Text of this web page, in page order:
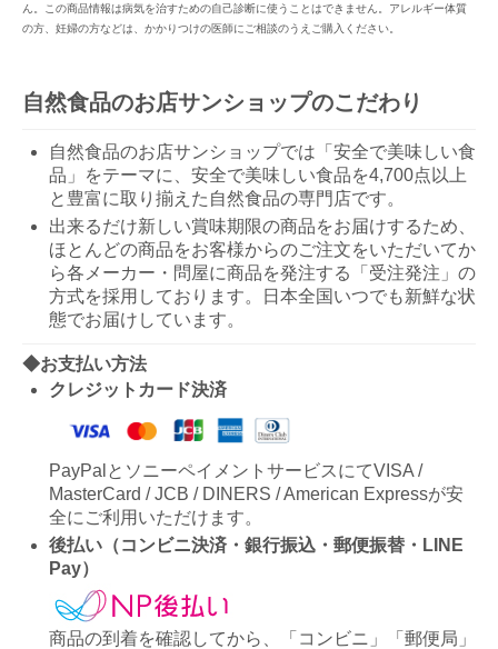
ん。この商品情報は病気を治すための自己診断に使うことはできません。アレルギー体質
の方、妊婦の方などは、かかりつけの医師にご相談のうえご購入ください。
自然食品のお店サンショップのこだわり
自然食品のお店サンショップでは「安全で美味しい食
品」をテーマに、安全で美味しい食品を4,700点以上
と豊富に取り揃えた自然食品の専門店です。
出来るだけ新しい賞味期限の商品をお届けするため、
ほとんどの商品をお客様からのご注文をいただいてか
ら各メーカー・問屋に商品を発注する「受注発注」の
方式を採用しております。日本全国いつでも新鮮な状
態でお届けしています。
◆お支払い方法
クレジットカード決済
PayPalとソニーペイメントサービスにてVISA /
MasterCard / JCB / DINERS / American Expressが安
全にご利用いただけます。
後払い（コンビニ決済・銀行振込・郵便振替・LINE
Pay）
商品の到着を確認してから、「コンビニ」「郵便局」